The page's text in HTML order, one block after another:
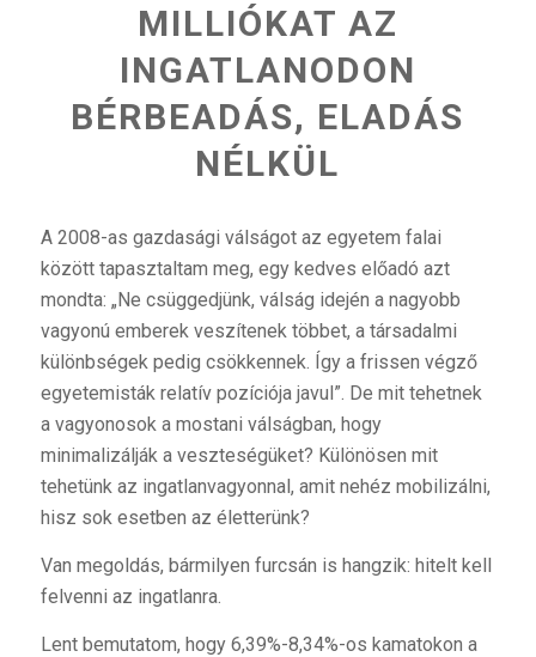
MILLIÓKAT AZ
INGATLANODON
BÉRBEADÁS, ELADÁS
NÉLKÜL
A 2008-as gazdasági válságot az egyetem falai
között tapasztaltam meg, egy kedves előadó azt
mondta: „Ne csüggedjünk, válság idején a nagyobb
vagyonú emberek veszítenek többet, a társadalmi
különbségek pedig csökkennek. Így a frissen végző
egyetemisták relatív pozíciója javul”. De mit tehetnek
a vagyonosok a mostani válságban, hogy
minimalizálják a veszteségüket? Különösen mit
tehetünk az ingatlanvagyonnal, amit nehéz mobilizálni,
hisz sok esetben az életterünk?
Van megoldás, bármilyen furcsán is hangzik: hitelt kell
felvenni az ingatlanra.
Lent bemutatom, hogy 6,39%-8,34%-os kamatokon a